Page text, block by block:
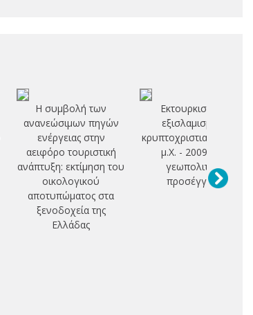
Η συμβολή των
ανανεώσιμων πηγών
ενέργειας στην
αειφόρο τουριστική
ανάπτυξη: εκτίμηση του
οικολογικού
αποτυπώματος στα
ξενοδοχεία της
Ελλάδας
Εκτουρκισμοί -
εξισλαμισμοί -
κρυπτοχριστιανοί 1071
μ.Χ. - 2009 μ.Χ.:
γεωπολιτική
προσέγγιση